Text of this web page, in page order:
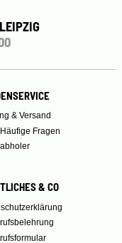
& Versand
Häufige Fragen
& CO